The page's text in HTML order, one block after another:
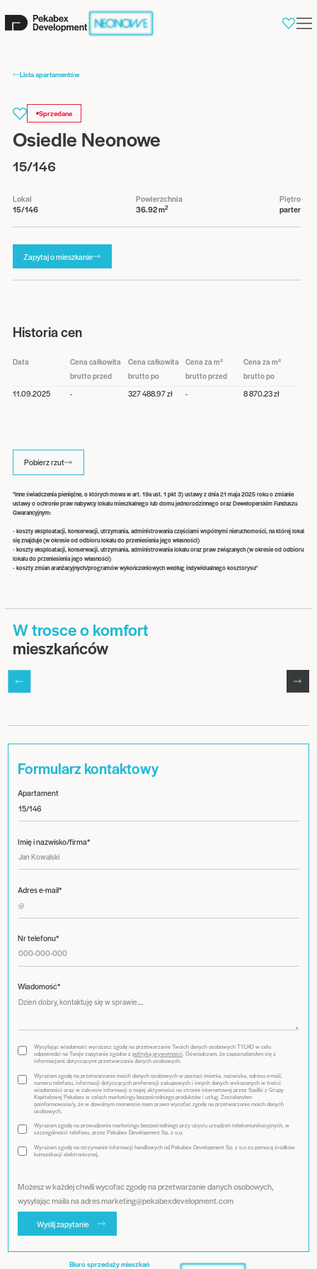
0
Lista apartamentów
Sprzedane
Osiedle Neonowe
15/146
Lokal
15/146
Powierzchnia
36.92 m2
Piętro
parter
Zapytaj o mieszkanie
Historia cen
Data
Cena całkowita
brutto przed
Cena całkowita
brutto po
Cena za m²
brutto przed
Cena za m²
brutto po
11.09.2025
- 327 488.97 zł - 8 870.23 zł
Pobierz rzut
"Inne świadczenia pieniężne, o których mowa w art. 19a ust. 1 pkt 3) ustawy z dnia 21 maja 2025 roku o zmianie
ustawy o ochronie praw nabywcy lokalu mieszkalnego lub domu jednorodzinnego oraz Deweloperskim Funduszu
Gwarancyjnym:
- koszty eksploatacji, konserwacji, utrzymania, administrowania częściami wspólnymi nieruchomości, na której lokal
się znajduje (w okresie od odbioru lokalu do przeniesienia jego własności)
- koszty eksploatacji, konserwacji, utrzymania, administrowania lokalu oraz praw związanych (w okresie od odbioru
lokalu do przeniesienia jego własności)
- koszty zmian aranżacyjnych/programów wykończeniowych według indywidualnego kosztorysu"
W trosce o komfort
mieszkańców
Biuro sprzedaży mieszkań
Formularz kontaktowy
Apartament
Imię i nazwisko/firma*
Adres e-mail*
Nr telefonu*
Wiadomość*
Wysyłając wiadomość wyrażasz zgodę na przetwarzanie Twoich danych osobowych TYLKO w celu
odpowiedzi na Twoje zapytanie zgodne zpolityką prywatności. Oświadczam, że zapoznałam/em się z
informacjami dotyczącymi przetwarzania danych osobowych.
Wyrażam zgodę na przetwarzanie moich danych osobowych w postaci imienia, nazwiska, adresu e-mail,
numeru telefonu, informacji dotyczących preferencji zakupowych i innych danych wskazanych w treści
wiadomości oraz w zakresie informacji o mojej aktywności na stronie internetowej przez Spółki z Grupy
Kapitałowej Pekabex w celach marketingu bezpośredniego produktów i usług. Zostałam/em
poinformowana/y, że w dowolnym momencie mam prawo wycofać zgodę na przetwarzanie moich danych
osobowych.
Wyrażam zgodę na prowadzenie marketingu bezpośredniego przy użyciu urządzeń telekomunikacyjnych, w
szczególności telefonu, przez Pekabex Development Sp. z o.o.
Wyrażam zgodę na otrzymanie informacji handlowych od Pekabex Development Sp. z o.o za pomocą środków
komunikacji elektronicznej.
Możesz w każdej chwili wycofać zgodę na przetwarzanie danych osobowych,
wysyłając maila na adres marketing@pekabexdevelopment.com
Wyślij zapytanie